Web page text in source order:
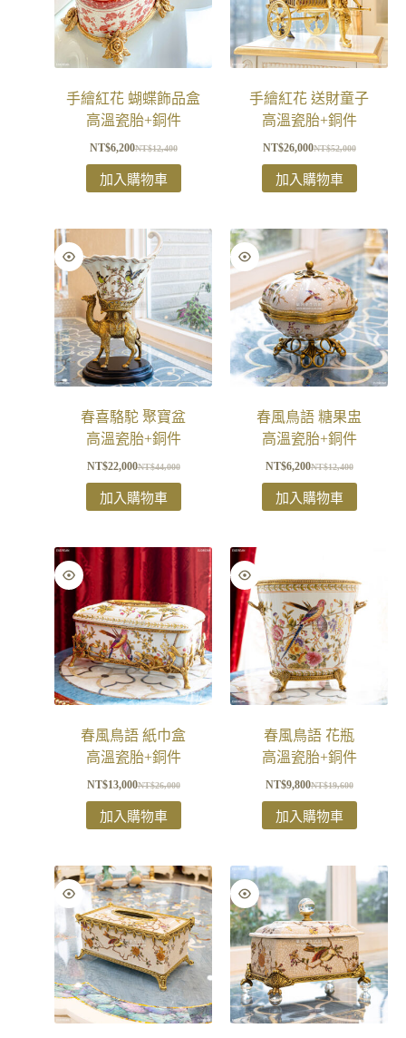
手繪紅花 蝴蝶飾品盒
高溫瓷胎+銅件
NT$12,400
NT$6,200
加入購物車
手繪紅花 送財童子
高溫瓷胎+銅件
NT$52,000
NT$26,000
加入購物車
春喜駱駝 聚寶盆
高溫瓷胎+銅件
NT$44,000
NT$22,000
加入購物車
春風鳥語 糖果盅
高溫瓷胎+銅件
NT$12,400
NT$6,200
加入購物車
春風鳥語 紙巾盒
高溫瓷胎+銅件
NT$26,000
NT$13,000
加入購物車
春風鳥語 花瓶
高溫瓷胎+銅件
NT$19,600
NT$9,800
加入購物車